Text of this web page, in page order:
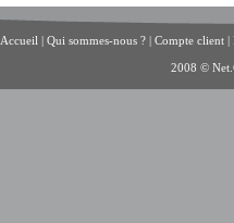
Accueil Qui sommes-nous ?| Compte client
2008 ©